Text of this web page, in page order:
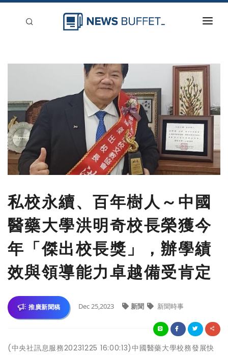
刊登
私校永續、百年樹人～中國
醫藥大學洪明奇校長榮獲今
年「傑出校長獎」，辦學績
效與領導能力卓越備受肯定
推廣新聞稿 Dec 25,2023 新聞 新聞時事
(中央社訊息服務20231225 16:00:13)中國醫藥大學校務發展快